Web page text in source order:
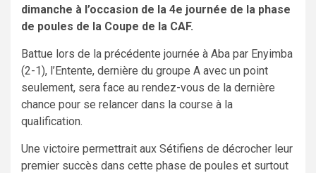
dimanche à l’occasion de la 4e journée de la phase
de poules de la Coupe de la CAF.
Battue lors de la précédente journée à Aba par Enyimba
(2-1), l’Entente, dernière du groupe A avec un point
seulement, sera face au rendez-vous de la dernière
chance pour se relancer dans la course à la
qualification.
Une victoire permettrait aux Sétifiens de décrocher leur
premier succès dans cette phase de poules et surtout